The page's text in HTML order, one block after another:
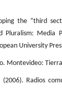
the “third
Media
University
Montevideo:
Radios